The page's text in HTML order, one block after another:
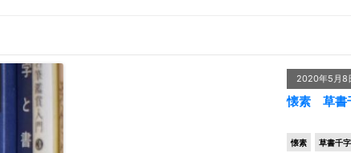
2020年5月8
懐素 草書
懐素 草書千